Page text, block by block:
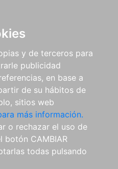
y de terceros para
publicidad
en base a
de su hábitos de
sitios web
más información.
o rechazar el uso de
botón CAMBIAR
todas pulsando